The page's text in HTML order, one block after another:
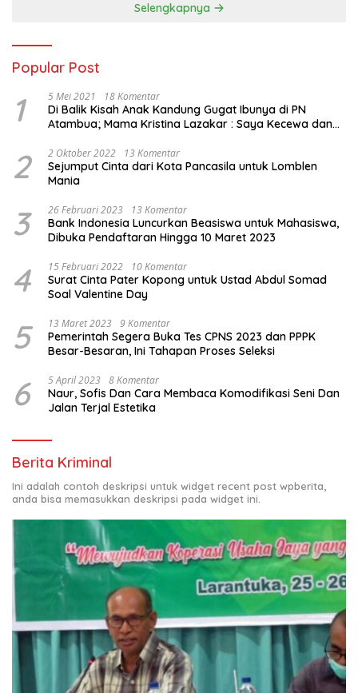
Selengkapnya
Popular Post
1 5 Mei 2021 18 Komentar
Di Balik Kisah Anak Kandung Gugat Ibunya di PN
Atambua; Mama Kristina Lazakar : Saya Kecewa dan
2 2 Oktober 2022 13 Komentar
Sejumput Cinta dari Kota Pancasila untuk Lomblen
Mania
3 26 Februari 2023 13 Komentar
Bank Indonesia Luncurkan Beasiswa untuk Mahasiswa,
Dibuka Pendaftaran Hingga 10 Maret 2023
4 15 Februari 2022 10 Komentar
Surat Cinta Pater Kopong untuk Ustad Abdul Somad
Soal Valentine Day
5 13 Maret 2023 9 Komentar
Pemerintah Segera Buka Tes CPNS 2023 dan PPPK
Besar-Besaran, Ini Tahapan Proses Seleksi
6 5 April 2023 8 Komentar
Naur, Sofis Dan Cara Membaca Komodifikasi Seni Dan
Jalan Terjal Estetika
Berita Kriminal
Ini adalah contoh deskripsi untuk widget recent post wpberita,
anda bisa memasukkan deskripsi pada widget ini.